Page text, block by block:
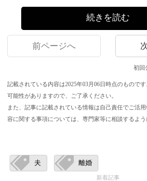
続きを読む
前ページへ
初回
記載されている内容は2025年03月06日時点のもので
可能性がありますので、ご了承ください。
また、記事に記載されている情報は自己責任でご活
容に関する事項については、専門家等に相談するよう
夫 離婚
新着記事